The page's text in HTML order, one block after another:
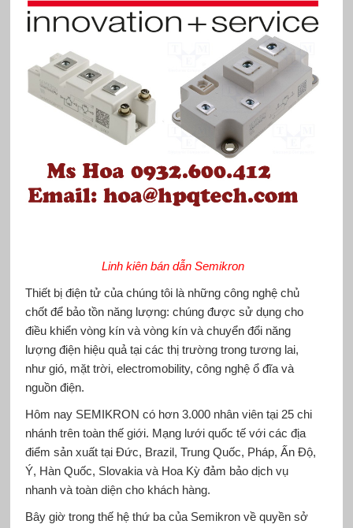
Linh kiên bán dẫn Semikron
Thiết bị điện tử của chúng tôi là những công nghệ chủ
chốt để bảo tồn năng lượng: chúng được sử dụng cho
điều khiển vòng kín và vòng kín và chuyển đổi năng
lượng điện hiệu quả tại các thị trường trong tương lai,
như gió, mặt trời, electromobility, công nghệ ổ đĩa và
nguồn điện.
Hôm nay SEMIKRON có hơn 3.000 nhân viên tại 25 chi
nhánh trên toàn thế giới. Mạng lưới quốc tế với các địa
điểm sản xuất tại Đức, Brazil, Trung Quốc, Pháp, Ấn Độ,
Ý, Hàn Quốc, Slovakia và Hoa Kỳ đảm bảo dịch vụ
nhanh và toàn diện cho khách hàng.
Bây giờ trong thế hệ thứ ba của Semikron về quyền sở